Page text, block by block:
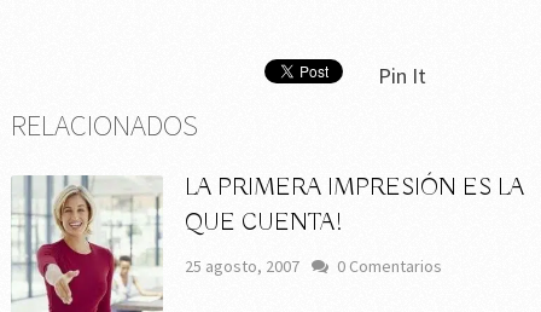
Pin It
RELACIONADOS
LA PRIMERA IMPRESIÓN ES LA
QUE CUENTA!
25 agosto, 2007 0 Comentarios